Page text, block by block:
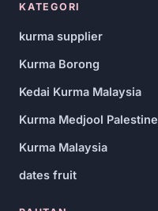
KATEGORI
kurma supplier
Kurma Borong
Kedai Kurma Malaysia
Kurma Medjool Palestine
Kurma Malaysia
dates fruit